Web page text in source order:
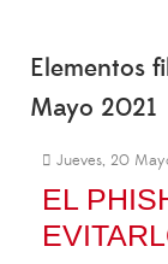
Elementos
Mayo 2021
Jueves, 20
EL